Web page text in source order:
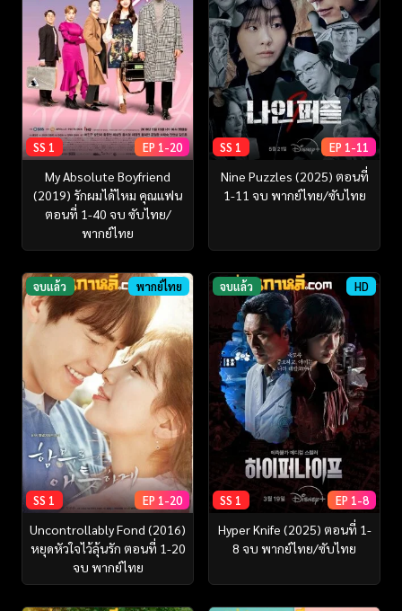
SS 1 EP 1-20
My Absolute Boyfriend
(2019) รักผมได้ไหม คุณแฟน
ตอนที่ 1-40 จบ ซับไทย/
พากย์ไทย
SS 1 EP 1-11
Nine Puzzles (2025) ตอนที่
1-11 จบ พากย์ไทย/ซับไทย
จบแล้ว พากย์ไทย
SS 1 EP 1-20
Uncontrollably Fond (2016)
หยุดหัวใจไว้ลุ้นรัก ตอนที่ 1-20
จบ พากย์ไทย
จบแล้ว HD
SS 1 EP 1-8
Hyper Knife (2025) ตอนที่ 1-
8 จบ พากย์ไทย/ซับไทย